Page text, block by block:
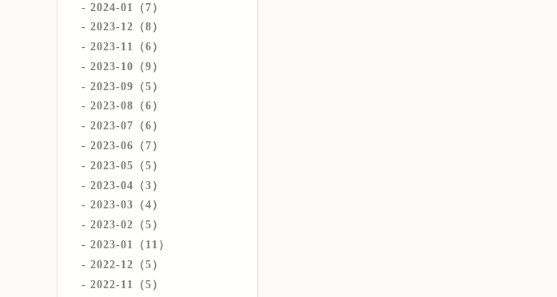
2024-01（7）
2023-12（8）
2023-11（6）
2023-10（9）
2023-09（5）
2023-08（6）
2023-07（6）
2023-06（7）
2023-05（5）
2023-04（3）
2023-03（4）
2023-02（5）
2023-01（11）
2022-12（5）
2022-11（5）